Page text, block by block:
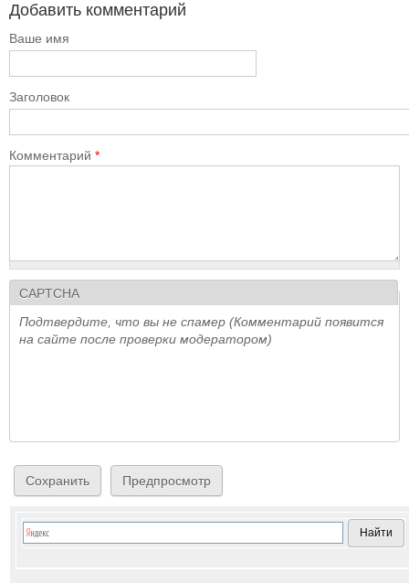
Добавить комментарий
Ваше имя
Заголовок
Комментарий *
CAPTCHA
Подтвердите, что вы не спамер (Комментарий появится
на сайте после проверки модератором)